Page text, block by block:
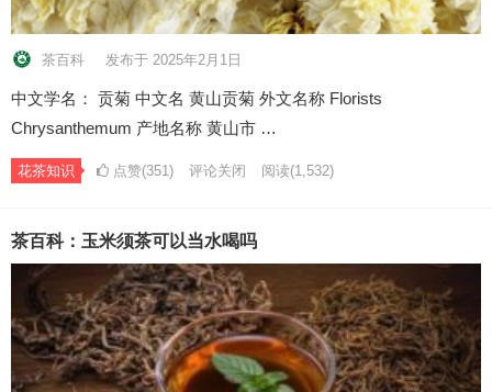
茶百科 发布于 2025年2月1日
中文学名： 贡菊 中文名 黄山贡菊 外文名称 Florists
Chrysanthemum 产地名称 黄山市 …
花茶知识 点赞(351) 评论关闭 阅读(1,532)
茶百科：玉米须茶可以当水喝吗